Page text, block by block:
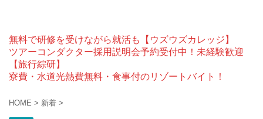
無料で研修を受けながら就活も【ウズウズカレッジ】
ツアーコンダクター採用説明会予約受付中！未経験歓迎
【旅行綜研】
寮費・水道光熱費無料・食事付のリゾートバイト！
HOME > 新着 >